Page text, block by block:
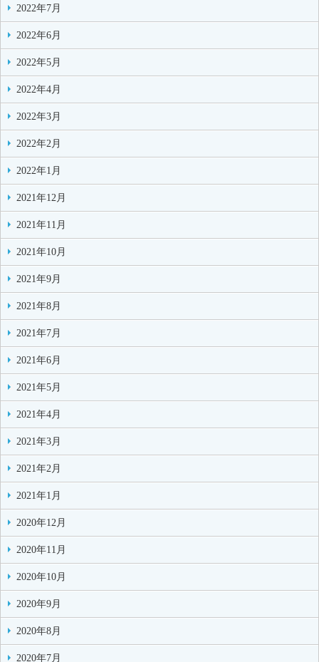
2022年7月
2022年6月
2022年5月
2022年4月
2022年3月
2022年2月
2022年1月
2021年12月
2021年11月
2021年10月
2021年9月
2021年8月
2021年7月
2021年6月
2021年5月
2021年4月
2021年3月
2021年2月
2021年1月
2020年12月
2020年11月
2020年10月
2020年9月
2020年8月
2020年7月